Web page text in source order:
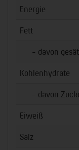
Energie
Fett
- davon
Kohlenhydrate
- davon
Eiweiß
Salz